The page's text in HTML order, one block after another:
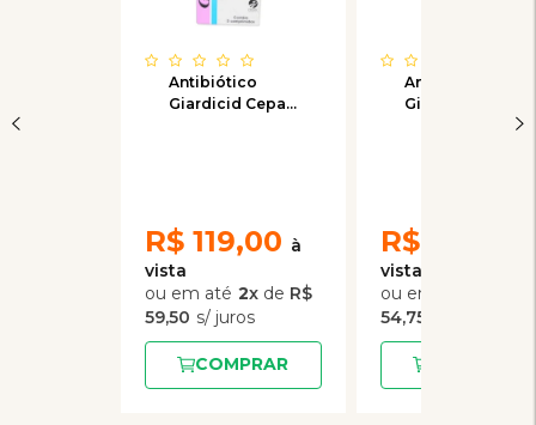
Antibiótico
Giardicid Cepav
R$ 119,00
2x de R$
59,50
COMPRAR
Antibiótico
Giardicid Cepav
R$
54,75